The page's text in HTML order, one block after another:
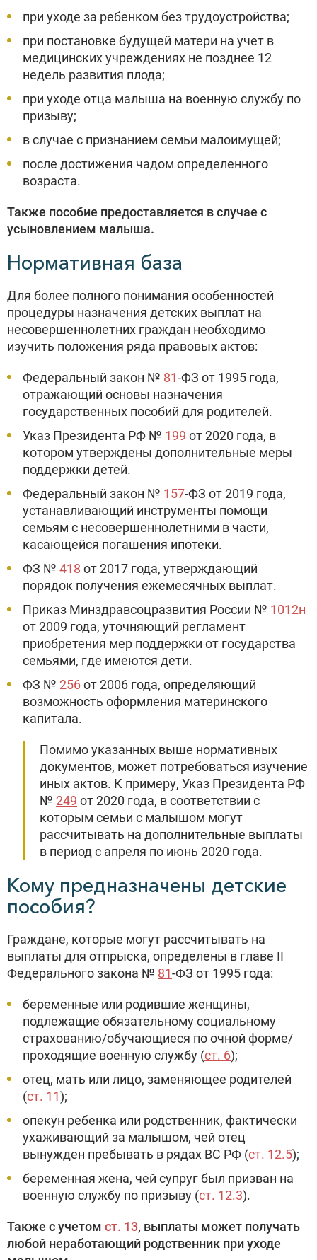
при уходе за ребенком без трудоустройства;
при постановке будущей матери на учет в
медицинских учреждениях не позднее 12
недель развития плода;
при уходе отца малыша на военную службу по
призыву;
в случае с признанием семьи малоимущей;
после достижения чадом определенного
возраста.
Также пособие предоставляется в случае с
усыновлением малыша.
Нормативная база
Для более полного понимания особенностей
процедуры назначения детских выплат на
несовершеннолетних граждан необходимо
изучить положения ряда правовых актов:
Федеральный закон № 81-ФЗ от 1995 года,
отражающий основы назначения
государственных пособий для родителей.
Указ Президента РФ № 199 от 2020 года, в
котором утверждены дополнительные меры
поддержки детей.
Федеральный закон № 157-ФЗ от 2019 года,
устанавливающий инструменты помощи
семьям с несовершеннолетними в части,
касающейся погашения ипотеки.
ФЗ № 418 от 2017 года, утверждающий
порядок получения ежемесячных выплат.
Приказ Минздравсоцразвития России № 1012н
от 2009 года, уточняющий регламент
приобретения мер поддержки от государства
семьями, где имеются дети.
ФЗ № 256от 2006 года, определяющий
возможность оформления материнского
капитала.
Помимо указанных выше нормативных
документов, может потребоваться изучение
иных актов. К примеру, Указ Президента РФ
№ 249 от 2020 года, в соответствии с
которым семьи с малышом могут
рассчитывать на дополнительные выплаты
в период с апреля по июнь 2020 года.
Кому предназначены детские
пособия?
Граждане, которые могут рассчитывать на
выплаты для отпрыска, определены в главе II
Федерального закона № 81-ФЗ от 1995 года:
беременные или родившие женщины,
подлежащие обязательному социальному
страхованию/обучающиеся по очной форме/
проходящие военную службу (ст. 6);
отец, мать или лицо, заменяющее родителей
(ст. 11);
опекун ребенка или родственник, фактически
ухаживающий за малышом, чей отец
вынужден пребывать в рядах ВС РФ (ст. 12.5);
беременная жена, чей супруг был призван на
военную службу по призыву (ст. 12.3).
Также с учетом ст. 13, выплаты может получать
любой неработающий родственник при уходе